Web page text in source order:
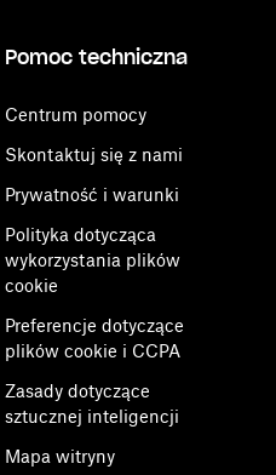
Pomoc techniczna
Centrum pomocy
Skontaktuj się z nami
Prywatność i warunki
Polityka dotycząca
wykorzystania plików
cookie
Preferencje dotyczące
plików cookie i CCPA
Zasady dotyczące
sztucznej inteligencji
Mapa witryny